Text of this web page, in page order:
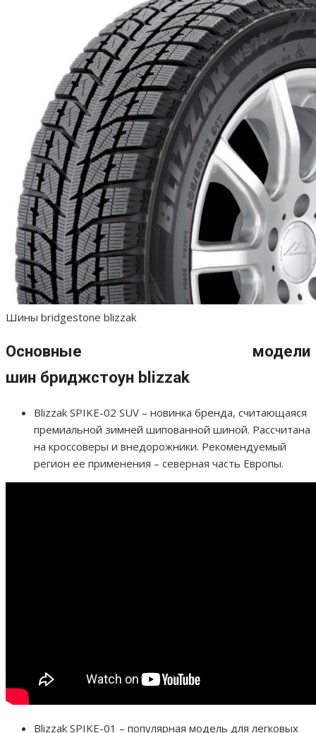
Шины bridgestone blizzak
Основные модели
шин бриджстоун blizzak
Blizzak SPIKE-02 SUV – новинка бренда, считающаяся
премиальной зимней шипованной шиной. Рассчитана
на кроссоверы и внедорожники. Рекомендуемый
регион ее применения – северная часть Европы.
Blizzak SPIKE-01 – популярная модель для легковых